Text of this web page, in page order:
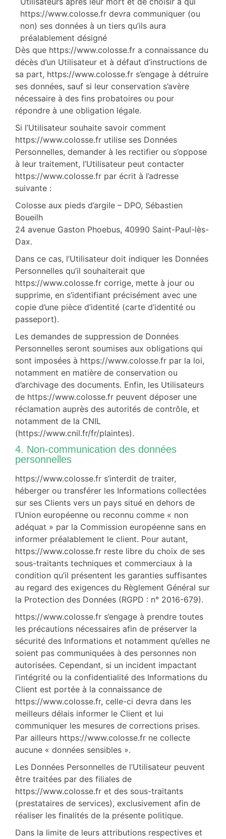
https://www.colosse.fr devra communiquer (ou
non) ses données à un tiers qu’ils aura
préalablement désigné
Dès que https://www.colosse.fr a connaissance du
décès d’un Utilisateur et à défaut d’instructions de
sa part, https://www.colosse.fr s’engage à détruire
ses données, sauf si leur conservation s’avère
nécessaire à des fins probatoires ou pour
répondre à une obligation légale.
Si l’Utilisateur souhaite savoir comment
https://www.colosse.fr utilise ses Données
Personnelles, demander à les rectifier ou s’oppose
à leur traitement, l’Utilisateur peut contacter
https://www.colosse.fr par écrit à l’adresse
suivante :
Colosse aux pieds d’argile – DPO, Sébastien
Boueilh
24 avenue Gaston Phoebus, 40990 Saint-Paul-lès-
Dax.
Dans ce cas, l’Utilisateur doit indiquer les Données
Personnelles qu’il souhaiterait que
https://www.colosse.fr corrige, mette à jour ou
supprime, en s’identifiant précisément avec une
copie d’une pièce d’identité (carte d’identité ou
passeport).
Les demandes de suppression de Données
Personnelles seront soumises aux obligations qui
sont imposées à https://www.colosse.fr par la loi,
notamment en matière de conservation ou
d’archivage des documents. Enfin, les Utilisateurs
de https://www.colosse.fr peuvent déposer une
réclamation auprès des autorités de contrôle, et
notamment de la CNIL
(https://www.cnil.fr/fr/plaintes).
4. Non-communication des données
personnelles
https://www.colosse.fr s’interdit de traiter,
héberger ou transférer les Informations collectées
sur ses Clients vers un pays situé en dehors de
l’Union européenne ou reconnu comme « non
adéquat » par la Commission européenne sans en
informer préalablement le client. Pour autant,
https://www.colosse.fr reste libre du choix de ses
sous-traitants techniques et commerciaux à la
condition qu’il présentent les garanties suffisantes
au regard des exigences du Règlement Général sur
la Protection des Données (RGPD : n° 2016-679).
https://www.colosse.fr s’engage à prendre toutes
les précautions nécessaires afin de préserver la
sécurité des Informations et notamment qu’elles ne
soient pas communiquées à des personnes non
autorisées. Cependant, si un incident impactant
l’intégrité ou la confidentialité des Informations du
Client est portée à la connaissance de
https://www.colosse.fr, celle-ci devra dans les
meilleurs délais informer le Client et lui
communiquer les mesures de corrections prises.
Par ailleurs https://www.colosse.fr ne collecte
aucune « données sensibles ».
Les Données Personnelles de l’Utilisateur peuvent
être traitées par des filiales de
https://www.colosse.fr et des sous-traitants
(prestataires de services), exclusivement afin de
réaliser les finalités de la présente politique.
Dans la limite de leurs attributions respectives et